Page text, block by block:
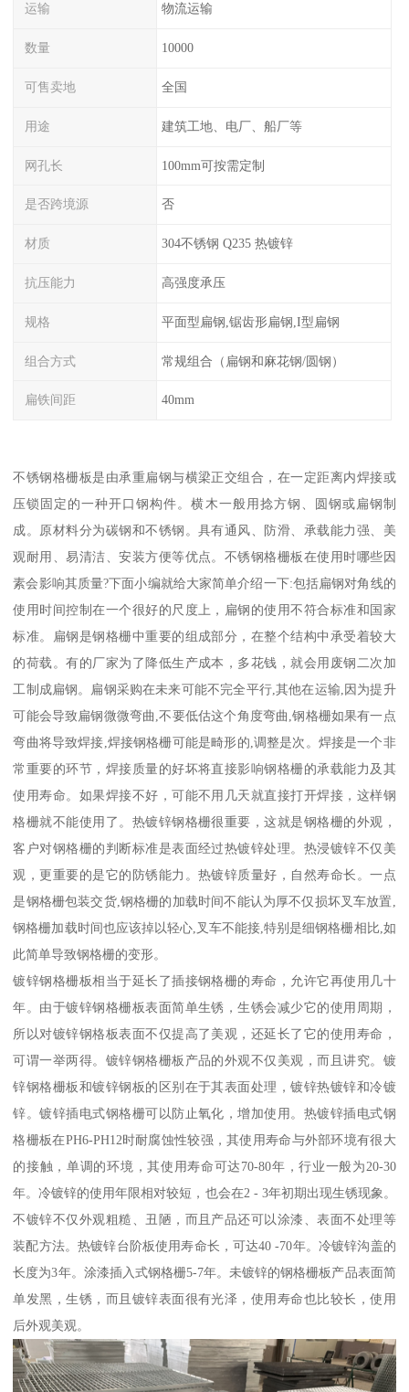
运输 物流运输
数量 10000
可售卖地 全国
用途 建筑工地、电厂、船厂等
网孔长 100mm可按需定制
是否跨境源 否
材质 304不锈钢 Q235 热镀锌
抗压能力 高强度承压
规格 平面型扁钢,锯齿形扁钢,I型扁钢
组合方式 常规组合（扁钢和麻花钢/圆钢）
扁铁间距 40mm
不锈钢格栅板是由承重扁钢与横梁正交组合，在一定距离内焊接或
压锁固定的一种开口钢构件。横木一般用捻方钢、圆钢或扁钢制
成。原材料分为碳钢和不锈钢。具有通风、防滑、承载能力强、美
观耐用、易清洁、安装方便等优点。不锈钢格栅板在使用时哪些因
素会影响其质量?下面小编就给大家简单介绍一下:包括扁钢对角线的
使用时间控制在一个很好的尺度上，扁钢的使用不符合标准和国家
标准。扁钢是钢格栅中重要的组成部分，在整个结构中承受着较大
的荷载。有的厂家为了降低生产成本，多花钱，就会用废钢二次加
工制成扁钢。扁钢采购在未来可能不完全平行,其他在运输,因为提升
可能会导致扁钢微微弯曲,不要低估这个角度弯曲,钢格栅如果有一点
弯曲将导致焊接,焊接钢格栅可能是畸形的,调整是次。焊接是一个非
常重要的环节，焊接质量的好坏将直接影响钢格栅的承载能力及其
使用寿命。如果焊接不好，可能不用几天就直接打开焊接，这样钢
格栅就不能使用了。热镀锌钢格栅很重要，这就是钢格栅的外观，
客户对钢格栅的判断标准是表面经过热镀锌处理。热浸镀锌不仅美
观，更重要的是它的防锈能力。热镀锌质量好，自然寿命长。一点
是钢格栅包装交货,钢格栅的加载时间不能认为厚不仅损坏叉车放置,
钢格栅加载时间也应该掉以轻心,叉车不能接,特别是细钢格栅相比,如
此简单导致钢格栅的变形。
镀锌钢格栅板相当于延长了插接钢格栅的寿命，允许它再使用几十
年。由于镀锌钢格栅板表面简单生锈，生锈会减少它的使用周期，
所以对镀锌钢格板表面不仅提高了美观，还延长了它的使用寿命，
可谓一举两得。镀锌钢格栅板产品的外观不仅美观，而且讲究。镀
锌钢格栅板和镀锌钢板的区别在于其表面处理，镀锌热镀锌和冷镀
锌。镀锌插电式钢格栅可以防止氧化，增加使用。热镀锌插电式钢
格栅板在PH6-PH12时耐腐蚀性较强，其使用寿命与外部环境有很大
的接触，单调的环境，其使用寿命可达70-80年，行业一般为20-30
年。冷镀锌的使用年限相对较短，也会在2 - 3年初期出现生锈现象。
不镀锌不仅外观粗糙、丑陋，而且产品还可以涂漆、表面不处理等
装配方法。热镀锌台阶板使用寿命长，可达40 -70年。冷镀锌沟盖的
长度为3年。涂漆插入式钢格栅5-7年。未镀锌的钢格栅板产品表面简
单发黑，生锈，而且镀锌表面很有光泽，使用寿命也比较长，使用
后外观美观。